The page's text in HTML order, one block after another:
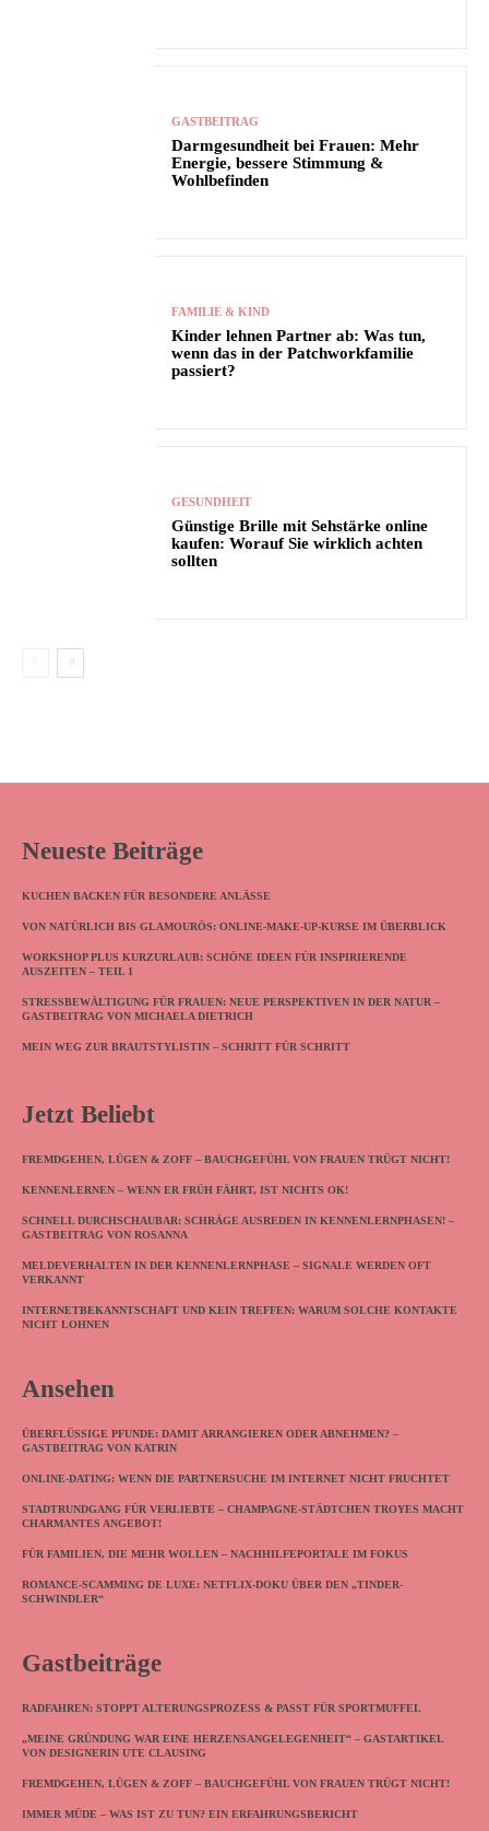
GASTBEITRAG
Darmgesundheit bei Frauen: Mehr
Energie, bessere Stimmung &
Wohlbefinden
FAMILIE & KIND
Kinder lehnen Partner ab: Was tun,
wenn das in der Patchworkfamilie
passiert?
GESUNDHEIT
Günstige Brille mit Sehstärke online
kaufen: Worauf Sie wirklich achten
sollten
Neueste Beiträge
KUCHEN BACKEN FÜR BESONDERE ANLÄSSE
VON NATÜRLICH BIS GLAMOURÖS: ONLINE-MAKE-UP-KURSE IM ÜBERBLICK
WORKSHOP PLUS KURZURLAUB: SCHÖNE IDEEN FÜR INSPIRIERENDE
AUSZEITEN – TEIL 1
STRESSBEWÄLTIGUNG FÜR FRAUEN: NEUE PERSPEKTIVEN IN DER NATUR –
GASTBEITRAG VON MICHAELA DIETRICH
MEIN WEG ZUR BRAUTSTYLISTIN – SCHRITT FÜR SCHRITT
Jetzt Beliebt
FREMDGEHEN, LÜGEN & ZOFF – BAUCHGEFÜHL VON FRAUEN TRÜGT NICHT!
KENNENLERNEN – WENN ER FRÜH FÄHRT, IST NICHTS OK!
SCHNELL DURCHSCHAUBAR: SCHRÄGE AUSREDEN IN KENNENLERNPHASEN! –
GASTBEITRAG VON ROSANNA
MELDEVERHALTEN IN DER KENNENLERNPHASE – SIGNALE WERDEN OFT
VERKANNT
INTERNETBEKANNTSCHAFT UND KEIN TREFFEN: WARUM SOLCHE KONTAKTE
NICHT LOHNEN
Ansehen
ÜBERFLÜSSIGE PFUNDE: DAMIT ARRANGIEREN ODER ABNEHMEN? –
GASTBEITRAG VON KATRIN
ONLINE-DATING: WENN DIE PARTNERSUCHE IM INTERNET NICHT FRUCHTET
STADTRUNDGANG FÜR VERLIEBTE – CHAMPAGNE-STÄDTCHEN TROYES MACHT
CHARMANTES ANGEBOT!
FÜR FAMILIEN, DIE MEHR WOLLEN – NACHHILFEPORTALE IM FOKUS
ROMANCE-SCAMMING DE LUXE: NETFLIX-DOKU ÜBER DEN „TINDER-
SCHWINDLER“
Gastbeiträge
RADFAHREN: STOPPT ALTERUNGSPROZESS & PASST FÜR SPORTMUFFEL
„MEINE GRÜNDUNG WAR EINE HERZENSANGELEGENHEIT“ – GASTARTIKEL
VON DESIGNERIN UTE CLAUSING
FREMDGEHEN, LÜGEN & ZOFF – BAUCHGEFÜHL VON FRAUEN TRÜGT NICHT!
IMMER MÜDE – WAS IST ZU TUN? EIN ERFAHRUNGSBERICHT